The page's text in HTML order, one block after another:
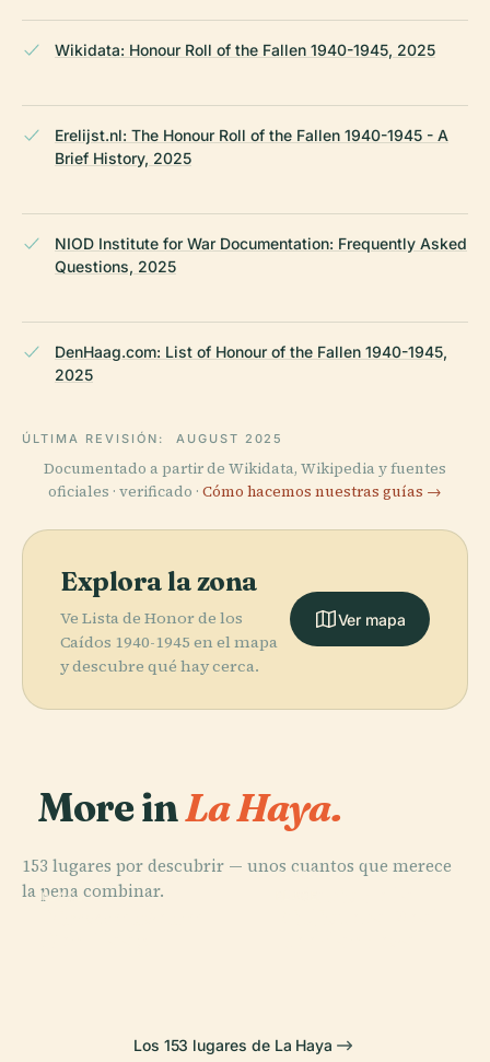
Wikidata: Honour Roll of the Fallen 1940-1945, 2025
Erelijst.nl: The Honour Roll of the Fallen 1940-1945 - A
Brief History, 2025
NIOD Institute for War Documentation: Frequently Asked
Questions, 2025
DenHaag.com: List of Honour of the Fallen 1940-1945,
2025
ÚLTIMA REVISIÓN: AUGUST 2025
Documentado a partir de Wikidata, Wikipedia y fuentes
oficiales · verificado · Cómo hacemos nuestras guías →
Explora la zona
Ve Lista de Honor de los
Caídos 1940-1945 en el mapa
y descubre qué hay cerca.
Ver mapa
More inLa Haya.
153 lugares por descubrir — unos cuantos que merece
la pena combinar.
PLACE
PLACE
PLACE
Los 153 lugares de La Haya